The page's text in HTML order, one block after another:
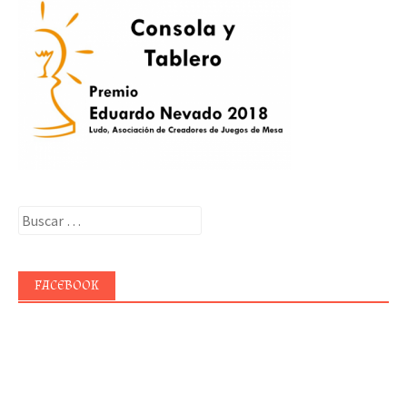
Buscar:
FACEBOOK